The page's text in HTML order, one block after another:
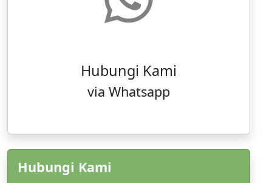
Hubungi Kami
via Whatsapp
Hubungi Kami